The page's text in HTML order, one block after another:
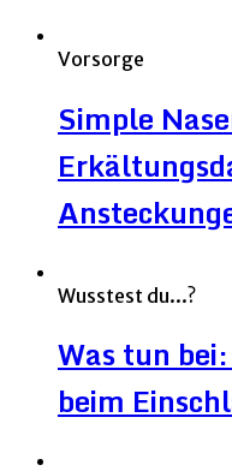
Vorsorge
Simple
Wusstest du...?
Was tun
beim